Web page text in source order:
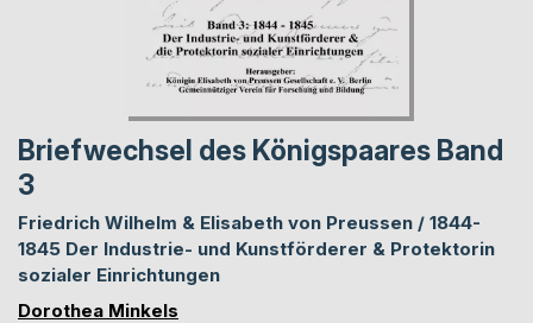
Briefwechsel des Königspaares Band
3
Friedrich Wilhelm & Elisabeth von Preussen / 1844-
1845 Der Industrie- und Kunstförderer & Protektorin
sozialer Einrichtungen
Dorothea Minkels